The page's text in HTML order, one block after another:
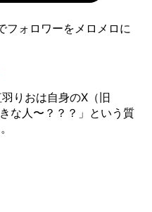
フォロワーをメロメロに
りおは自身のX（旧
な人〜？？？」という質